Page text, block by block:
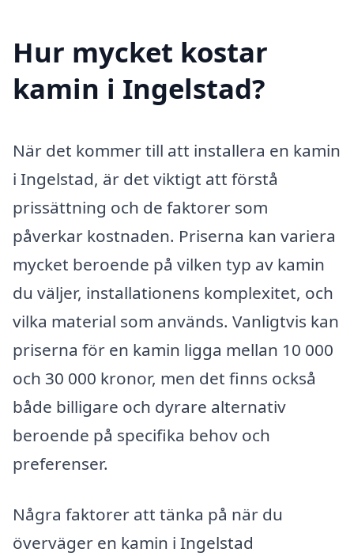
Hur mycket kostar
kamin i Ingelstad?
När det kommer till att installera en kamin
i Ingelstad, är det viktigt att förstå
prissättning och de faktorer som
påverkar kostnaden. Priserna kan variera
mycket beroende på vilken typ av kamin
du väljer, installationens komplexitet, och
vilka material som används. Vanligtvis kan
priserna för en kamin ligga mellan 10 000
och 30 000 kronor, men det finns också
både billigare och dyrare alternativ
beroende på specifika behov och
preferenser.
Några faktorer att tänka på när du
överväger en kamin i Ingelstad